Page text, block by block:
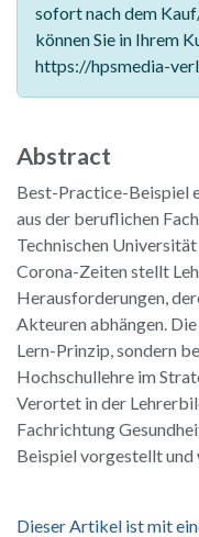
sofort nach dem
können Sie in Ihrem
https://hpsmedia-
Abstract
Best-Practice-Beispiel
aus der beruflichen
Technischen
Corona-Zeiten stellt
Herausforderungen,
Akteuren abhängen.
Lern-Prinzip, sondern
Hochschullehre im
Verortet in der
Fachrichtung
Beispiel vorgestellt
Dieser Artikel ist mit